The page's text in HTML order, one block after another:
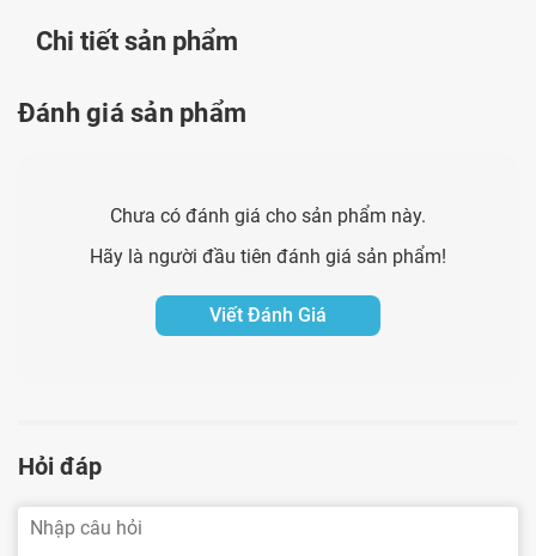
Chi tiết sản phẩm
Đánh giá sản phẩm
Chưa có đánh giá cho sản phẩm này.
Hãy là người đầu tiên đánh giá sản phẩm!
Viết Đánh Giá
Hỏi đáp